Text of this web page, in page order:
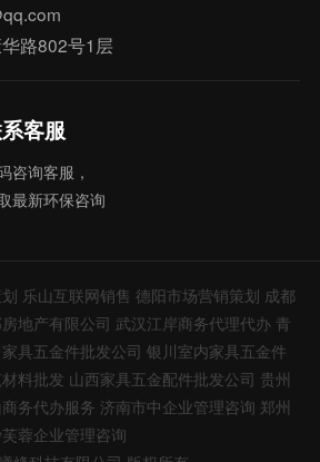
路802号1层
客服
咨询客服，
最新环保咨询
乐山互联网销售 德阳市场营销策划 成都
地产有限公司 武汉江岸商务代理代办 青
具五金件批发公司 银川室内家具五金件
料批发 山西家具五金配件批发公司 贵州
务代办服务 济南市中企业管理咨询 郑州
蓉企业管理咨询